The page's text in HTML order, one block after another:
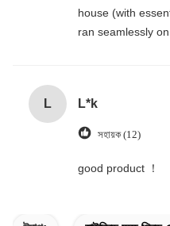
house (with
ran seamlessly
L L*k
সহায়ক (12)
good product ！